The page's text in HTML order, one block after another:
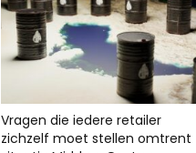
Vragen die iedere retailer
zichzelf moet stellen omtrent